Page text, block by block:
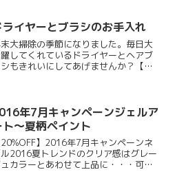
かなり愛用してます！）さ...
ライヤーとブラシのお手入れ
大掃除の季節になりました。毎日大
してくれているドライヤーとヘアブ
もきれいにしてあげませんか？【ド
ーに溜まったほこりや...
年7月キャンペーンジェルア
ト～夏柄ペイント
20%OFF】2016年7月キャンペーンネ
2016夏トレンドのクリア感はグレー
カラーとあわせて上品に・・・可憐